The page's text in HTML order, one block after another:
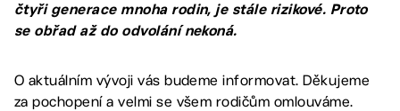
čtyři generace mnoha rodin, je stále rizikové. Proto
se obřad až do odvolání nekoná.
O aktuálním vývoji vás budeme informovat. Děkujeme
za pochopení a velmi se všem rodičům omlouváme.